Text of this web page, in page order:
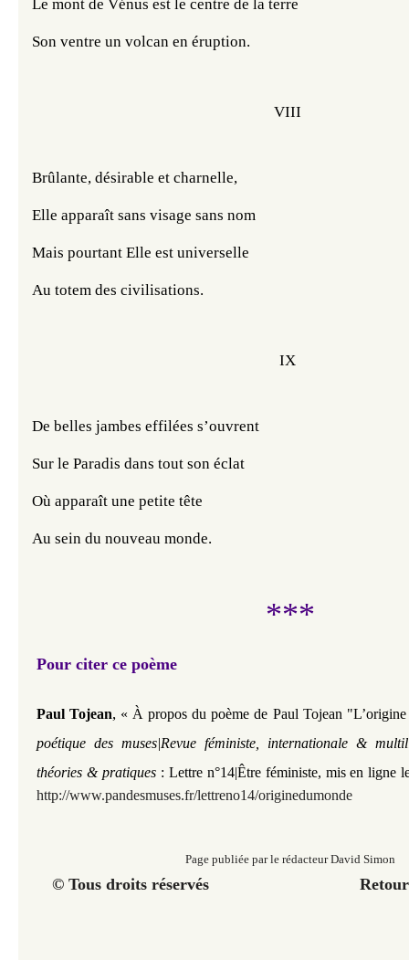
Le mont de Vénus est le centre de la terre
Son ventre un volcan en éruption.
VIII
Brûlante, désirable et charnelle,
Elle apparaît sans visage sans nom
Mais pourtant Elle est universelle
Au totem des civilisations.
IX
De belles jambes effilées s’ouvrent
Sur le Paradis dans tout son éclat
Où apparaît une petite tête
Au sein du nouveau monde.
***
Pour citer ce poème
Paul Tojean, « À propos du poème de Paul Tojean
poétique des muses|Revue féministe, internationale &
théories & pratiques: Lettre n°14|Être féministe, mis en ligne
http://www.pandesmuses.fr/lettreno14/originedumonde
Page publiée par le rédacteur David Simon
© Tous droits réservés Retour au